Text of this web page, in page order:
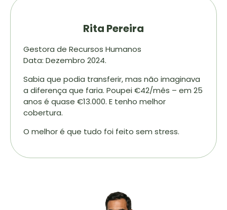
Rita Pereira
Gestora de Recursos Humanos
Data: Dezembro 2024.
Sabia que podia transferir, mas não imaginava
a diferença que faria. Poupei €42/mês – em 25
anos é quase €13.000. E tenho melhor
cobertura.
O melhor é que tudo foi feito sem stress.